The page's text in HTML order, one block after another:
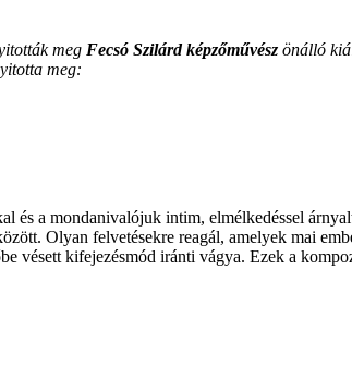
meg Fecsó Szilárd képzőművész önálló
meg:
a mondanivalójuk intim, elmélkedéssel
Olyan felvetésekre reagál, amelyek mai
vésett kifejezésmód iránti vágya. Ezek a